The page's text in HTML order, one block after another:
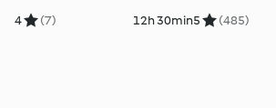
4 (7) 12h 30min5 (485)